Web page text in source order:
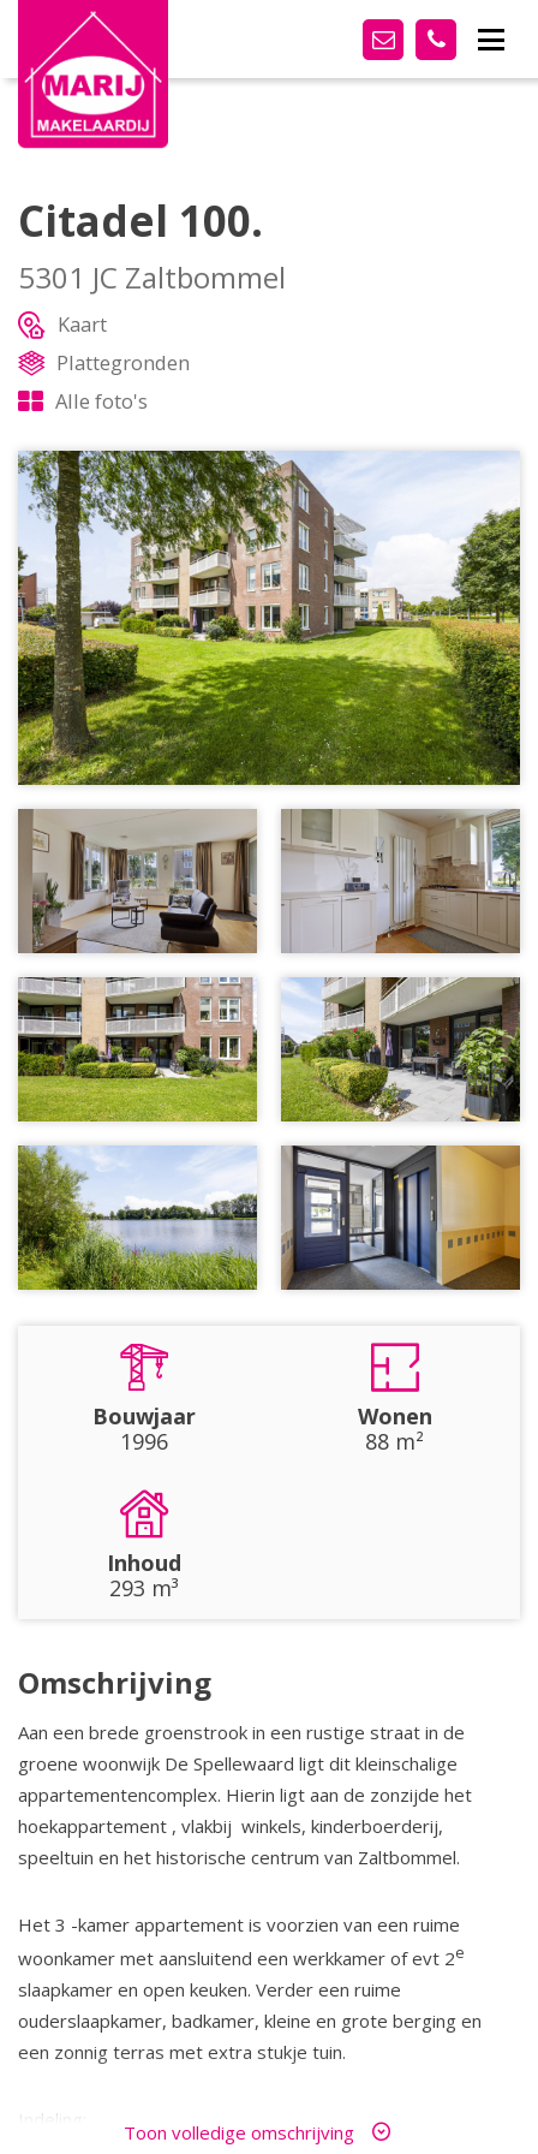
Citadel 100.
5301 JC Zaltbommel
Kaart
Plattegronden
Alle foto's
Bouwjaar
1996
Wonen
88 m²
Inhoud
293 m³
Omschrijving
Aan een brede groenstrook in een rustige straat in de
groene woonwijk De Spellewaard ligt dit kleinschalige
appartementencomplex. Hierin ligt aan de zonzijde het
hoekappartement , vlakbij winkels, kinderboerderij,
speeltuin en het historische centrum van Zaltbommel.
Het 3 -kamer appartement is voorzien van een ruime
woonkamer met aansluitend een werkkamer of evt 2e
slaapkamer en open keuken. Verder een ruime
ouderslaapkamer, badkamer, kleine en grote berging en
een zonnig terras met extra stukje tuin.
Indeling:
Toon volledige omschrijving